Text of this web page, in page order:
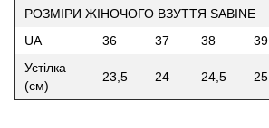
РОЗМІРИ ЖІНОЧОГО ВЗУТТЯ SABINE
UA
36 37 38 39
Устілка
(см)
23,5 24 24,5 25